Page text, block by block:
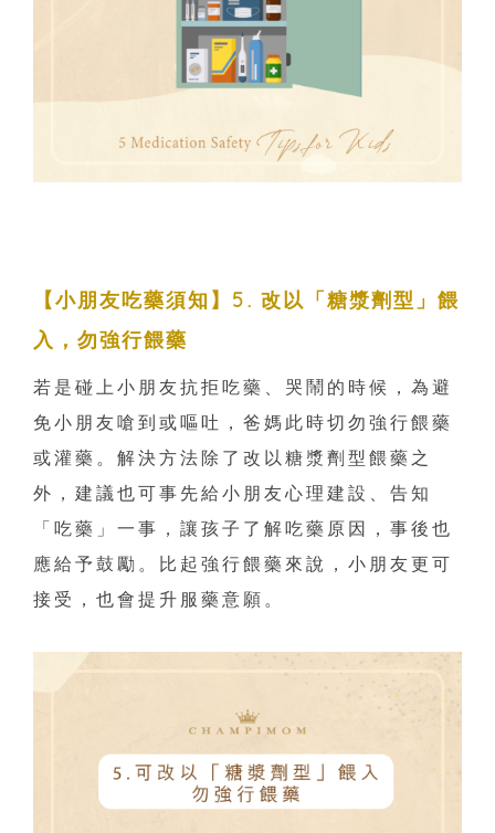
【小朋友吃藥須知】5. 改以「糖漿劑型」餵
入，勿強行餵藥
若是碰上小朋友抗拒吃藥、哭鬧的時候，為避
免小朋友嗆到或嘔吐，爸媽此時切勿強行餵藥
或灌藥。解決方法除了改以糖漿劑型餵藥之
外，建議也可事先給小朋友心理建設、告知
「吃藥」一事，讓孩子了解吃藥原因，事後也
應給予鼓勵。比起強行餵藥來說，小朋友更可
接受，也會提升服藥意願。